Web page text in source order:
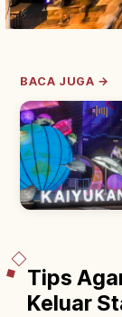
BACA JUGA →
Tips
Keluar